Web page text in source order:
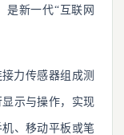
是新一代“互联网
力传感器组成测
示与操作，实现
、移动平板或笔